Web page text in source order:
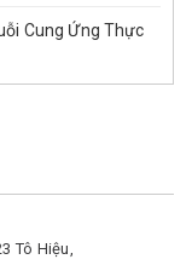
Cung Ứng Thực
Tô Hiệu,